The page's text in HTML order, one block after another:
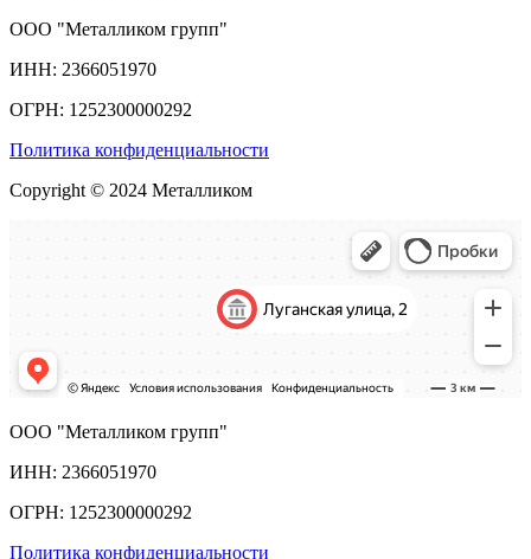
ООО "Металликом групп"
ИНН: 2366051970
ОГРН: 1252300000292
Политика конфиденциальности
Copyright © 2024 Металликом
ООО "Металликом групп"
ИНН: 2366051970
ОГРН: 1252300000292
Политика конфиденциальности